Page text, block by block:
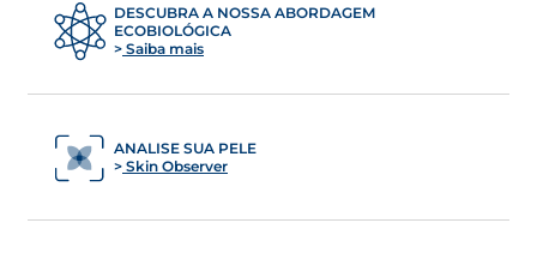
DESCUBRA A NOSSA ABORDAGEM
ECOBIOLÓGICA
Saiba mais
ANALISE SUA PELE
Skin Observer